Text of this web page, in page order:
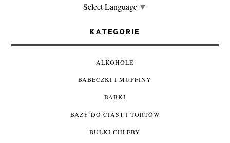
Select Language ▼
KATEGORIE
ALKOHOLE
BABECZKI I MUFFINY
BABKI
BAZY DO CIAST I TORTÓW
BUŁKI CHLEBY